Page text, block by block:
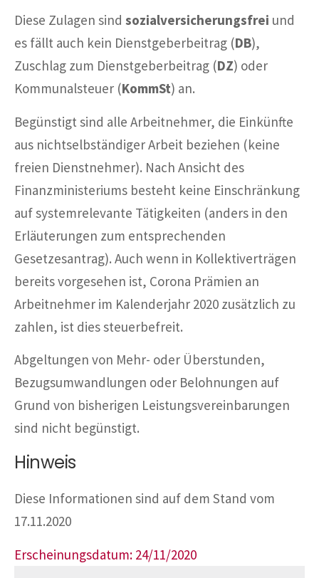
Diese Zulagen sind sozialversicherungsfrei und
es fällt auch kein Dienstgeberbeitrag (DB),
Zuschlag zum Dienstgeberbeitrag (DZ) oder
Kommunalsteuer (KommSt) an.
Begünstigt sind alle Arbeitnehmer, die Einkünfte
aus nichtselbständiger Arbeit beziehen (keine
freien Dienstnehmer). Nach Ansicht des
Finanzministeriums besteht keine Einschränkung
auf systemrelevante Tätigkeiten (anders in den
Erläuterungen zum entsprechenden
Gesetzesantrag). Auch wenn in Kollektiverträgen
bereits vorgesehen ist, Corona Prämien an
Arbeitnehmer im Kalenderjahr 2020 zusätzlich zu
zahlen, ist dies steuerbefreit.
Abgeltungen von Mehr- oder Überstunden,
Bezugsumwandlungen oder Belohnungen auf
Grund von bisherigen Leistungsvereinbarungen
sind nicht begünstigt.
Hinweis
Diese Informationen sind auf dem Stand vom
17.11.2020
Erscheinungsdatum: 24/11/2020